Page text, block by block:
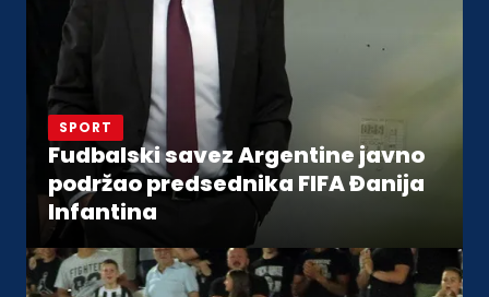
SPORT
Fudbalski savez Argentine javno
podržao predsednika FIFA Đanija
Infantina